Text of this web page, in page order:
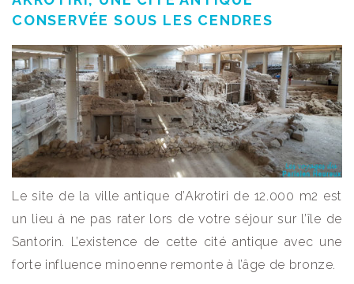
CONSERVÉE SOUS LES CENDRES
Le site de la ville antique d’Akrotiri de 12.000 m2 est
un lieu à ne pas rater lors de votre séjour sur l’île de
Santorin. L’existence de cette cité antique avec une
forte influence minoenne remonte à l’âge de bronze.